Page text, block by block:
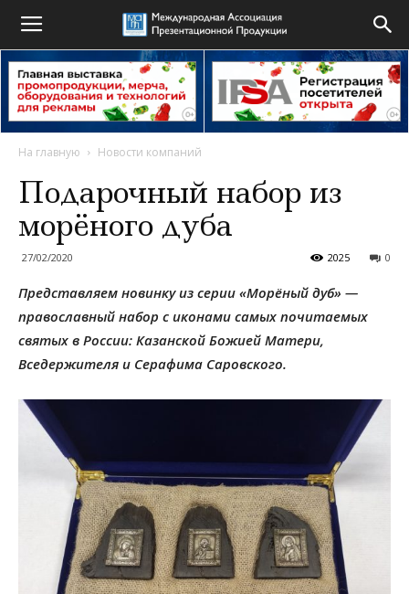
На главную Новости компаний
Подарочный набор из
морёного дуба
27/02/2020 0
2025
Представляем новинку из серии «Морёный дуб» —
православный набор с иконами самых почитаемых
святых в России: Казанской Божией Матери,
Вседержителя и Серафима Саровского.